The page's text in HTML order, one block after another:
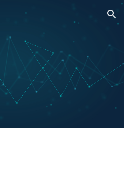
Skip to navigation